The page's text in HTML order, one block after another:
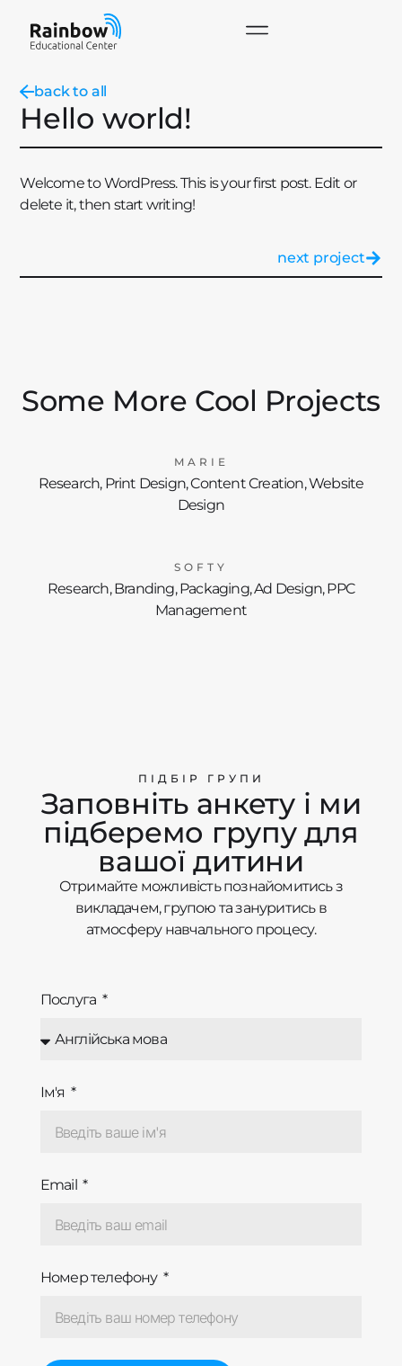
back to all
Hello world!
Welcome to WordPress. This is your first post. Edit or
delete it, then start writing!
next project
Some More Cool Projects
MARIE
Research, Print Design, Content Creation, Website
Design
SOFTY
Research, Branding, Packaging, Ad Design, PPC
Management
ПІДБІР ГРУПИ
Заповніть анкету і ми
підберемо групу для
вашої дитини
Отримайте можливість познайомитись з
викладачем, групою та зануритись в
атмосферу навчального процесу.
Послуга
Ім'я
Email
Номер телефону